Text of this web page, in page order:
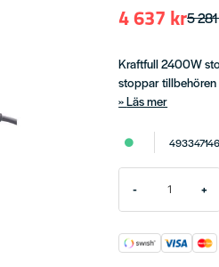
5
4 637 kr
Kraftfull 2400W
stoppar
Läs mer
- +